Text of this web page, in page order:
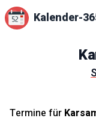
Kalender-
Termine für